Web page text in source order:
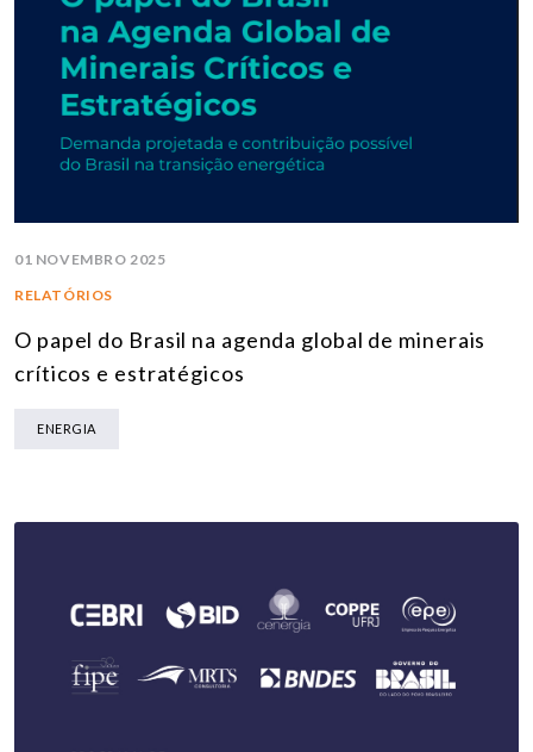
01 NOVEMBRO 2025
RELATÓRIOS
O papel do Brasil na agenda global de minerais
críticos e estratégicos
ENERGIA